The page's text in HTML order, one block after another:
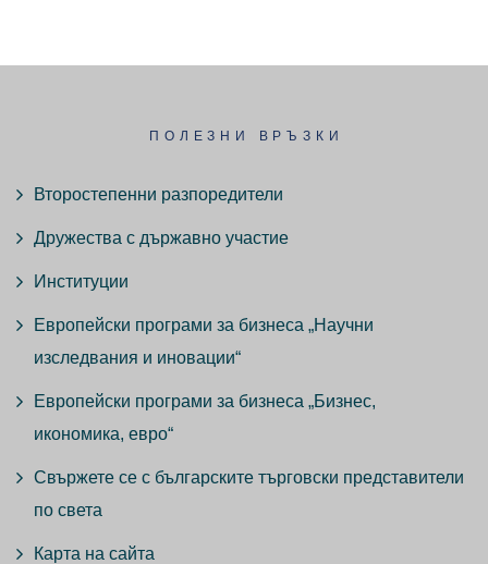
ПОЛЕЗНИ ВРЪЗКИ
Второстепенни разпоредители
Дружества с държавно участие
Институции
Европейски програми за бизнеса „Научни
изследвания и иновации“
Европейски програми за бизнеса „Бизнес,
икономика, евро“
Свържете се с българските търговски представители
по света
Карта на сайта